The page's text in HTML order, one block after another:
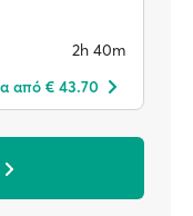
2h 40m
από € 43.70